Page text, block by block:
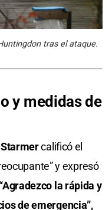
tras el ataque.
y medidas de
calificó el
y expresó
“Agradezco la rápida y
de emergencia”,